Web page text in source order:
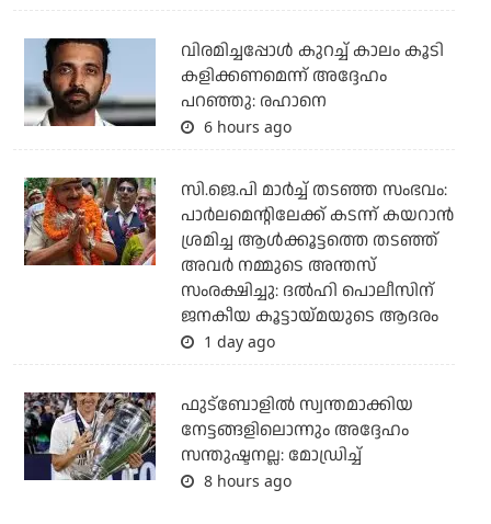
വിരമിച്ചപ്പോള്‍ കുറച്ച് കാലം കൂടി
കളിക്കണമെന്ന് അദ്ദേഹം
പറഞ്ഞു: രഹാനെ
6 hours ago
സി.ജെ.പി മാര്‍ച്ച് തടഞ്ഞ സംഭവം:
പാര്‍ലമെന്റിലേക്ക് കടന്ന് കയറാന്‍
ശ്രമിച്ച ആള്‍ക്കൂട്ടത്തെ തടഞ്ഞ്
അവര്‍ നമ്മുടെ അന്തസ്
സംരക്ഷിച്ചു: ദല്‍ഹി പൊലീസിന്
ജനകീയ കൂട്ടായ്മയുടെ ആദരം
1 day ago
ഫുട്ബോളില്‍ സ്വന്തമാക്കിയ
നേട്ടങ്ങളിലൊന്നും അദ്ദേഹം
സന്തുഷ്ടനല്ല: മോഡ്രിച്ച്
8 hours ago